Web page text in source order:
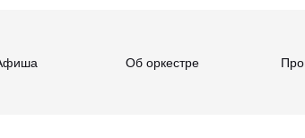
Об оркестре